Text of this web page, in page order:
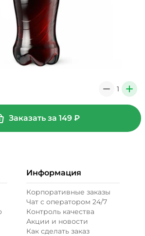
1 +
Заказать за 149₽
Информация
Корпоративные заказы
Чат с оператором 24/7
Контроль качества
Акции и новости
Как сделать заказ